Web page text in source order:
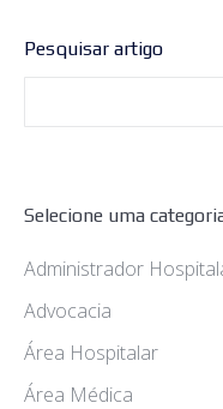
Pesquisar artigo
Selecione uma
Administrador
Advocacia
Área Hospitalar
Área Médica